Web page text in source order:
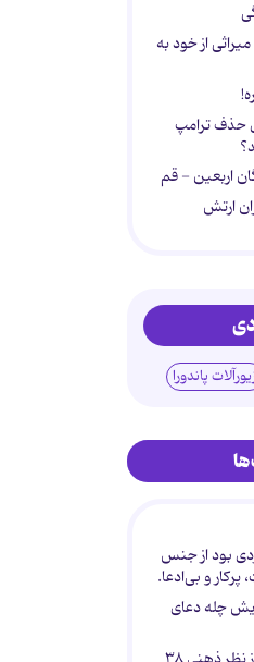
| چه میراثی از خود به
حذف ترامپ
اربعین - قم
ارتش
پاندورا
بود از جنس
و بی‌ادعا.
چله دعای